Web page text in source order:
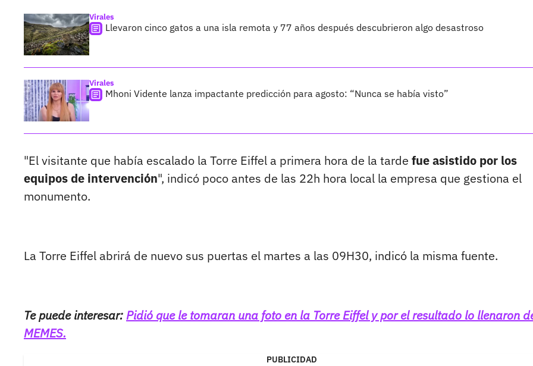
Virales
Llevaron cinco gatos a una isla remota y 77 años después descubrieron algo desastroso
Virales
Mhoni Vidente lanza impactante predicción para agosto: “Nunca se había visto”
"El visitante que había escalado la Torre Eiffel a primera hora de la tarde fue asistido por los
equipos de intervención", indicó poco antes de las 22h hora local la empresa que gestiona el
monumento.
La Torre Eiffel abrirá de nuevo sus puertas el martes a las 09H30, indicó la misma fuente.
Te puede interesar:Pidió que le tomaran una foto en la Torre Eiffel y por el resultado lo llenaron
MEMES.
PUBLICIDAD